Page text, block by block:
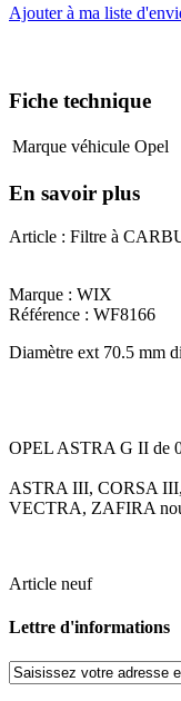
Ajouter à ma liste
Fiche technique
Marque véhicule Opel
En savoir plus
Article : Filtre à
Marque : WIX
Référence : WF8166
Diamètre ext 70.5 mm
OPEL ASTRA G II de
ASTRA III, CORSA
VECTRA, ZAFIRA
Article neuf
Lettre d'informations